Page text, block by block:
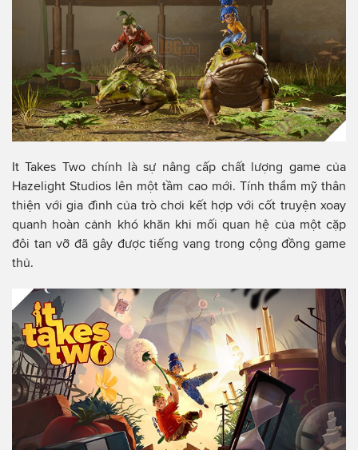
It Takes Two chính là sự nâng cấp chất lượng game của
Hazelight Studios lên một tầm cao mới. Tính thẩm mỹ thân
thiện với gia đình của trò chơi kết hợp với cốt truyện xoay
quanh hoàn cảnh khó khăn khi mối quan hệ của một cặp
đôi tan vỡ đã gây được tiếng vang trong cộng đồng game
thủ.